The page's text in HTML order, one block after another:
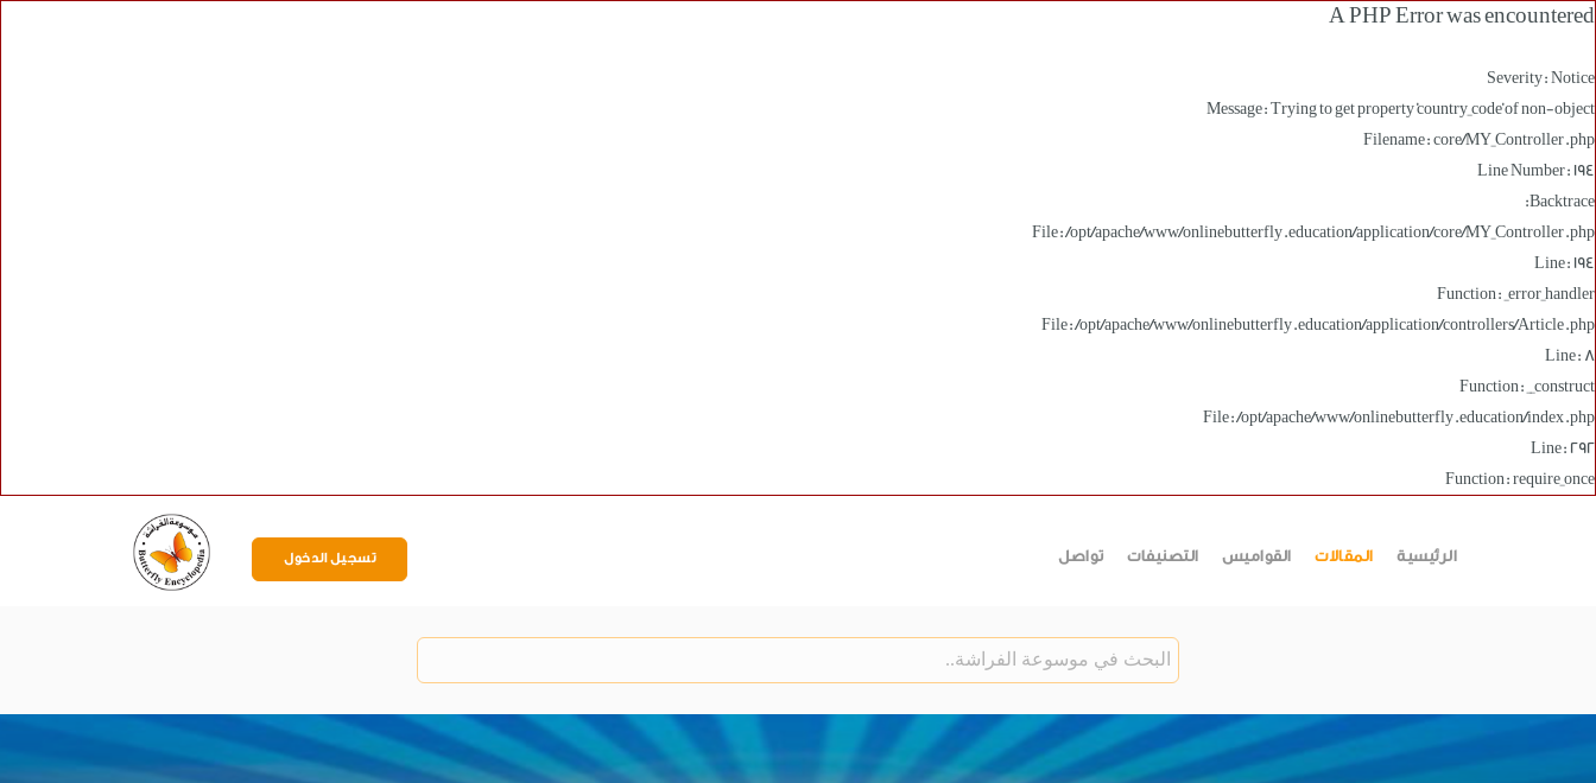
A PHP Error was encountered
Severity: Notice
Message: Trying to get property 'country_code' of non-object
Filename: core/MY_Controller.php
Line Number: 194
Backtrace:
File: /opt/apache/www/onlinebutterfly.education/application/core/MY_Controller.php
Line: 194
Function: _error_handler
File: /opt/apache/www/onlinebutterfly.education/application/controllers/Article.php
Line: 8
Function: __construct
File: /opt/apache/www/onlinebutterfly.education/index.php
Line: 292
Function: require_once
الرئيسية المقالات القواميس التصنيفات تواصل تسجيل الدخول